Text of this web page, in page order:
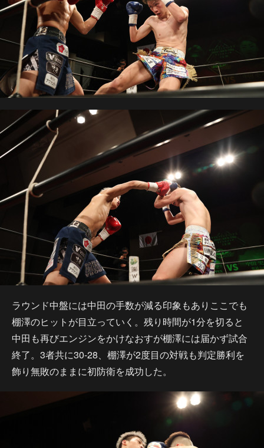
ラウンド中盤には中田の手数が減る印象もありここでも
棚澤のヒットが目立っていく。残り時間が1分を切ると
中田も再びエンジンをかけなおすが棚澤には届かず試合
終了。3者共に30-28、棚澤が2度目の対戦も判定勝利を
飾り無敗のままに初防衛を成功した。